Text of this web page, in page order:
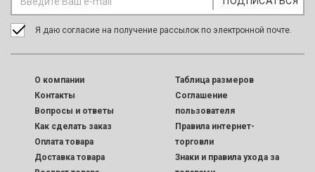
Я даю согласие на получение рассылок по электронной почте.
O компании
Контакты
Вопросы и ответы
Как сделать заказ
Оплата товара
Доставка товара
Таблица размеров
Соглашение
пользователя
Правила интернет-
торговли
Знаки и правила ухода за